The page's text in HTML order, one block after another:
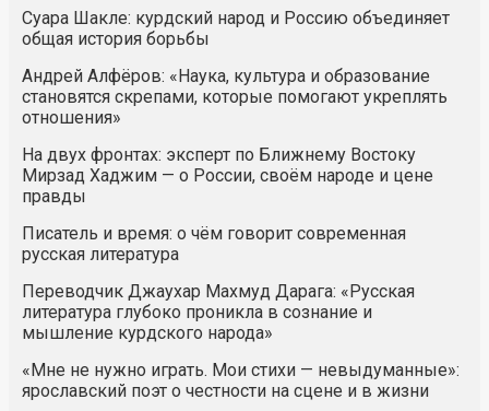
Суара Шакле: курдский народ и Россию объединяет
общая история борьбы
Андрей Алфёров: «Наука, культура и образование
становятся скрепами, которые помогают укреплять
отношения»
На двух фронтах: эксперт по Ближнему Востоку
Мирзад Хаджим — о России, своём народе и цене
правды
Писатель и время: о чём говорит современная
русская литература
Переводчик Джаухар Махмуд Дарага: «Русская
литература глубоко проникла в сознание и
мышление курдского народа»
«Мне не нужно играть. Мои стихи — невыдуманные»:
ярославский поэт о честности на сцене и в жизни